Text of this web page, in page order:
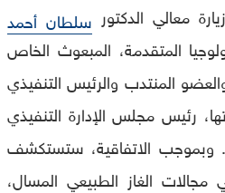
معالي الدكتور سلطان أحمد
المتقدمة، المبعوث الخاص
والعضو المنتدب والرئيس التنفيذي
رئيس مجلس الإدارة التنفيذي
. وبموجب الاتفاقية، ستستكشف
الغاز الطبيعي المسال،